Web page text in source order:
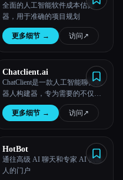
全面的人工智能软件成本估算
器，用于准确的项目规划
更多细节 → 访问 ↗︎
Chatclient.ai
ChatClient是一款人工智能聊天机
器人构建器，专为需要的不仅仅
是基本自动化的企业量身定制。
更多细节 → 访问 ↗︎
HotBot
通往高级 AI 聊天和专家 AI 机器
人的门户